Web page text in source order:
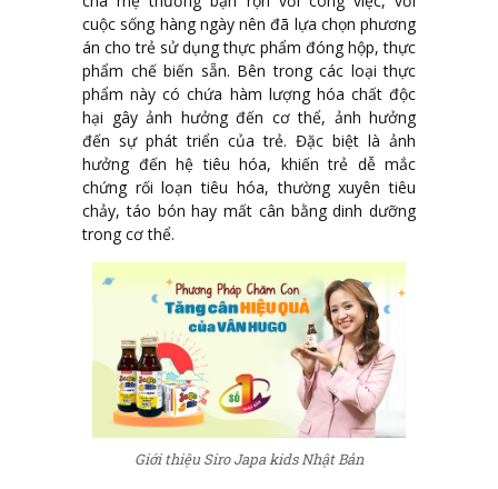
cuộc sống hàng ngày nên đã lựa chọn phương
án cho trẻ sử dụng thực phẩm đóng hộp, thực
phẩm chế biến sẵn. Bên trong các loại thực
phẩm này có chứa hàm lượng hóa chất độc
hại gây ảnh hưởng đến cơ thể, ảnh hưởng
đến sự phát triển của trẻ. Đặc biệt là ảnh
hưởng đến hệ tiêu hóa, khiến trẻ dễ mắc
chứng rối loạn tiêu hóa, thường xuyên tiêu
chảy, táo bón hay mất cân bằng dinh dưỡng
trong cơ thể.
Giới thiệu Siro Japa kids Nhật Bản